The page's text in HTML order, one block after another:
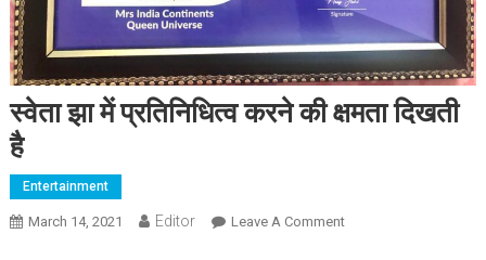
स्वेता झा में प्रतिनिधित्व करने की क्षमता दिखती
है
Entertainment
March 14, 2021 Editor Leave A CommentOn स्वेता झा में प्रतिनिधित्व